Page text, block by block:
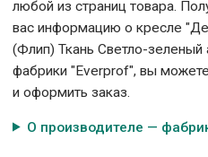
любой из страниц товара.
вас информацию о кресле
(Флип) Ткань Светло-
фабрики "Everprof", вы
и оформить заказ.
О производителе —